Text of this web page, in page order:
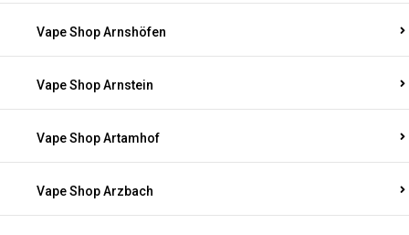
Vape Shop Arnshöfen
Vape Shop Arnstein
Vape Shop Artamhof
Vape Shop Arzbach